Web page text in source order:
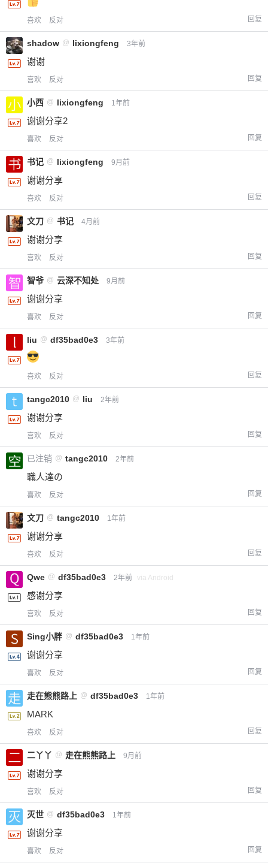
喜欢 反对 回复
shadow @ lixiongfeng 3年前
谢谢
喜欢 反对 回复
小西 @ lixiongfeng 1年前
谢谢分享2
喜欢 反对 回复
书记 @ lixiongfeng 9月前
谢谢分享
喜欢 反对 回复
文刀 @ 书记 4月前
谢谢分享
喜欢 反对 回复
智爷 @ 云深不知处 9月前
谢谢分享
喜欢 反对 回复
liu @ df35bad0e3 3年前
喜欢 反对 回复
tangc2010 @ liu 2年前
谢谢分享
喜欢 反对 回复
已注销 @ tangc2010 2年前
職人達の
喜欢 反对 回复
文刀 @ tangc2010 1年前
谢谢分享
喜欢 反对 回复
Qwe @ df35bad0e3 2年前 via Android
感谢分享
喜欢 反对 回复
Sing小胖 @ df35bad0e3 1年前
谢谢分享
喜欢 反对 回复
走在熊熊路上 @ df35bad0e3 1年前
MARK
喜欢 反对 回复
二丫丫 @ 走在熊熊路上 9月前
谢谢分享
喜欢 反对 回复
灭世 @ df35bad0e3 1年前
谢谢分享
喜欢 反对 回复